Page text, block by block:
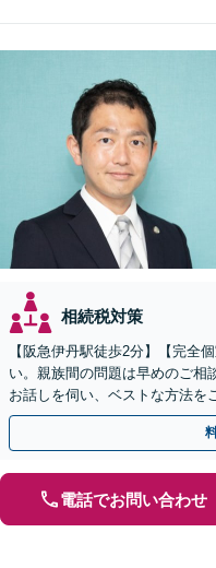
相続税対策
【阪急伊丹駅徒歩2分】【完全
い。親族間の問題は早めのご相
お話しを伺い、ベストな方法を
談初回無料】【休日夜間対応可
電話でお問い合わせ